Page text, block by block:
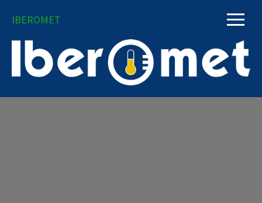
IBEROMET